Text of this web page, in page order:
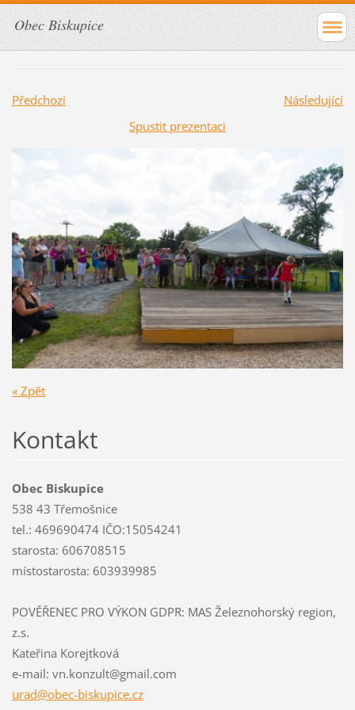
Obec Biskupice
Předchozí
Následující
Spustit prezentaci
« Zpět
Kontakt
Obec Biskupice
538 43 Třemošnice
tel.: 469690474 IČO:15054241
starosta: 606708515
místostarosta: 603939985
POVĚŘENEC PRO VÝKON GDPR: MAS Železnohorský region,
z.s.
Kateřina Korejtková
e-mail: vn.konzult@gmail.com
urad@obec-biskupice.cz